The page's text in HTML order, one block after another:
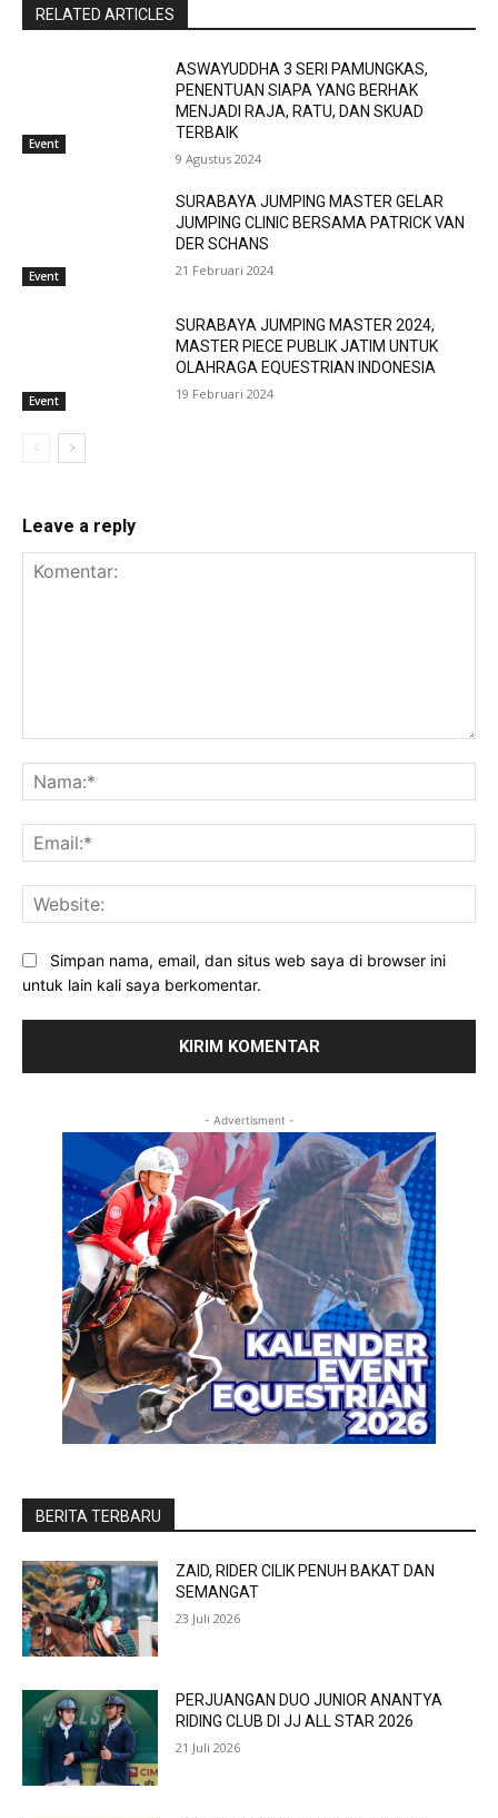
RELATED ARTICLES
Event
ASWAYUDDHA 3 SERI PAMUNGKAS,
PENENTUAN SIAPA YANG BERHAK
MENJADI RAJA, RATU, DAN SKUAD
TERBAIK
9 Agustus 2024
Event
SURABAYA JUMPING MASTER GELAR
JUMPING CLINIC BERSAMA PATRICK VAN
DER SCHANS
21 Februari 2024
Event
SURABAYA JUMPING MASTER 2024,
MASTER PIECE PUBLIK JATIM UNTUK
OLAHRAGA EQUESTRIAN INDONESIA
19 Februari 2024
Leave a reply
Simpan nama, email, dan situs web saya di browser ini
untuk lain kali saya berkomentar.
- Advertisment -
BERITA TERBARU
ZAID, RIDER CILIK PENUH BAKAT DAN
SEMANGAT
23 Juli 2026
PERJUANGAN DUO JUNIOR ANANTYA
RIDING CLUB DI JJ ALL STAR 2026
21 Juli 2026